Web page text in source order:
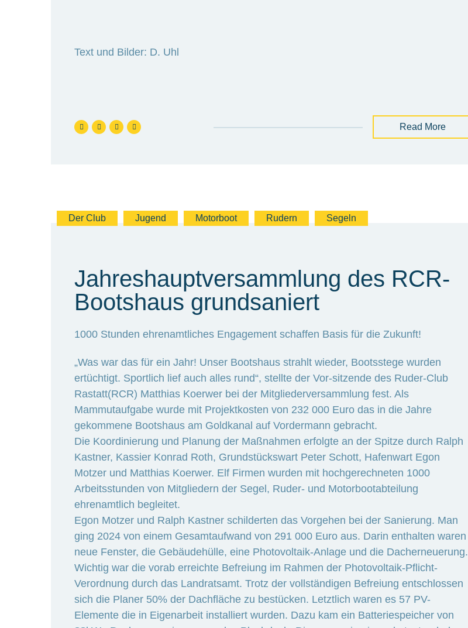
Text und Bilder: D. Uhl
Read More
Der Club Jugend Motorboot Rudern Segeln
Jahreshauptversammlung des RCR-
Bootshaus grundsaniert
1000 Stunden ehrenamtliches Engagement schaffen Basis für die Zukunft!
„Was war das für ein Jahr! Unser Bootshaus strahlt wieder, Bootsstege wurden
ertüchtigt. Sportlich lief auch alles rund“, stellte der Vor-sitzende des Ruder-Club
Rastatt(RCR) Matthias Koerwer bei der Mitgliederversammlung fest. Als
Mammutaufgabe wurde mit Projektkosten von 232 000 Euro das in die Jahre
gekommene Bootshaus am Goldkanal auf Vordermann gebracht.
Die Koordinierung und Planung der Maßnahmen erfolgte an der Spitze durch Ralph
Kastner, Kassier Konrad Roth, Grundstückswart Peter Schott, Hafenwart Egon
Motzer und Matthias Koerwer. Elf Firmen wurden mit hochgerechneten 1000
Arbeitsstunden von Mitgliedern der Segel, Ruder- und Motorbootabteilung
ehrenamtlich begleitet.
Egon Motzer und Ralph Kastner schilderten das Vorgehen bei der Sanierung. Man
ging 2024 von einem Gesamtaufwand von 291 000 Euro aus. Darin enthalten waren
neue Fenster, die Gebäudehülle, eine Photovoltaik-Anlage und die Dacherneuerung.
Wichtig war die vorab erreichte Befreiung im Rahmen der Photovoltaik-Pflicht-
Verordnung durch das Landratsamt. Trotz der vollständigen Befreiung entschlossen
sich die Planer 50% der Dachfläche zu bestücken. Letztlich waren es 57 PV-
Elemente die in Eigenarbeit installiert wurden. Dazu kam ein Batteriespeicher von